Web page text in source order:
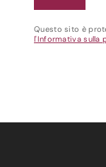
Questo sito è
l'Informativa sulla